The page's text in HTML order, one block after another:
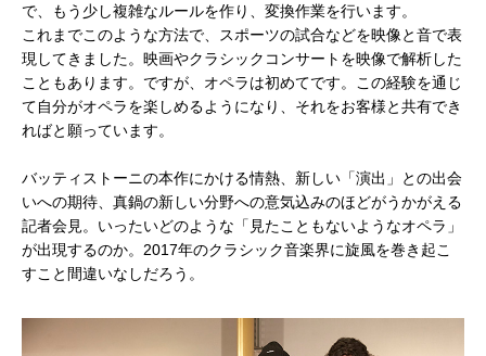
で、もう少し複雑なルールを作り、変換作業を行います。
これまでこのような方法で、スポーツの試合などを映像と音で表
現してきました。映画やクラシックコンサートを映像で解析した
こともあります。ですが、オペラは初めてです。この経験を通じ
て自分がオペラを楽しめるようになり、それをお客様と共有でき
ればと願っています。
バッティストーニの本作にかける情熱、新しい「演出」との出会
いへの期待、真鍋の新しい分野への意気込みのほどがうかがえる
記者会見。いったいどのような「見たこともないようなオペラ」
が出現するのか。2017年のクラシック音楽界に旋風を巻き起こ
すこと間違いなしだろう。